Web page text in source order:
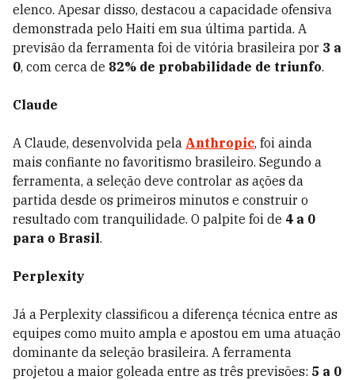
elenco. Apesar disso, destacou a capacidade ofensiva
demonstrada pelo Haiti em sua última partida. A
previsão da ferramenta foi de vitória brasileira por 3 a
0, com cerca de 82% de probabilidade de triunfo.
Claude
A Claude, desenvolvida pela Anthropic, foi ainda
mais confiante no favoritismo brasileiro. Segundo a
ferramenta, a seleção deve controlar as ações da
partida desde os primeiros minutos e construir o
resultado com tranquilidade. O palpite foi de 4 a 0
para o Brasil.
Perplexity
Já a Perplexity classificou a diferença técnica entre as
equipes como muito ampla e apostou em uma atuação
dominante da seleção brasileira. A ferramenta
projetou a maior goleada entre as três previsões: 5 a 0